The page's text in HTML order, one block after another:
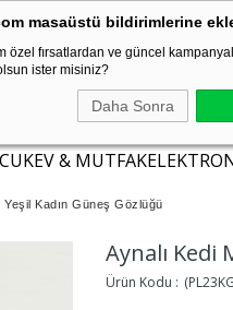
masaüstü bildirimlerine
özel fırsatlardan ve güncel
ister misiniz?
Daha Sonra
EV & MUTFAK
Yeşil Kadın Güneş Gözlüğü
Aynalı Kedi